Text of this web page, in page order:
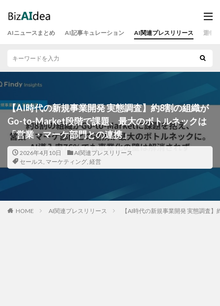
AIニュースまとめ AI記事キュレーション AI関連プレスリリース 運営
【AI時代の新規事業開発 実態調査】約8割の組織が
Go-to-Market段階で課題、最大のボトルネックは
「営業・マーケ部門との連携」
2026年4月10日
AI関連プレスリリース
セールス, マーケティング, 経営
HOME AI関連プレスリリース 【AI時代の新規事業開発 実態調査